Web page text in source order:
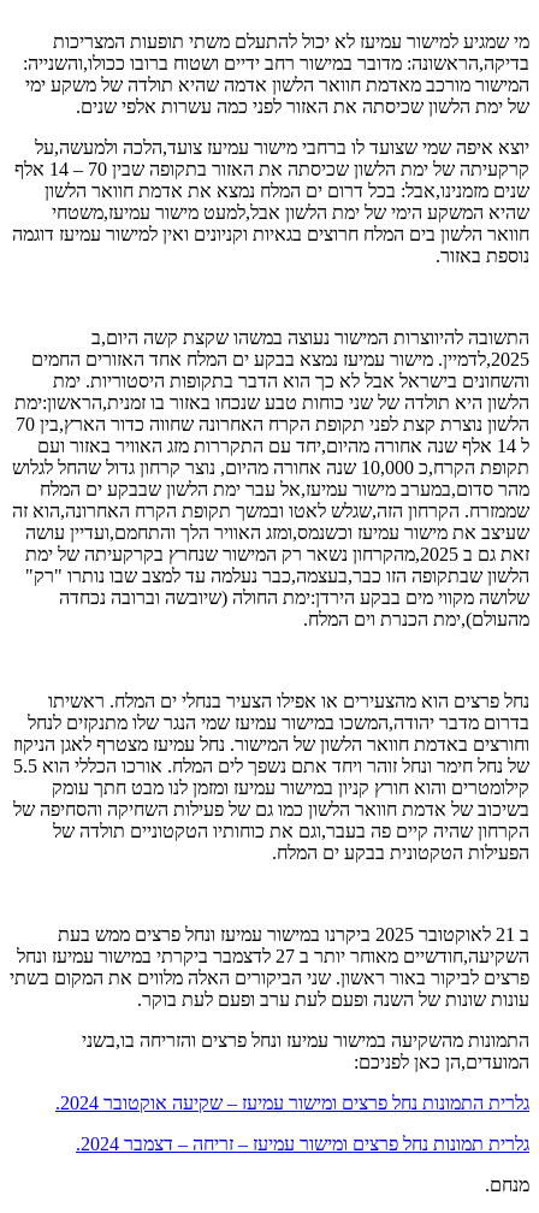
מי שמגיע למישור עמיעז לא יכול להתעלם משתי תופעות המצריכות
בדיקה,הראשונה: מדובר במישור רחב ידיים ושטוח ברובו ככולו,והשנייה:
המישור מורכב מאדמת חוואר הלשון אדמה שהיא תולדה של משקע ימי
של ימת הלשון שכיסתה את האזור לפני כמה עשרות אלפי שנים.
יוצא איפה שמי שצועד לו ברחבי מישור עמיעז צועד,הלכה ולמעשה,על
קרקעיתה של ימת הלשון שכיסתה את האזור בתקופה שבין 70 – 14 אלף
שנים מזמנינו,אבל: בכל דרום ים המלח נמצא את אדמת חוואר הלשון
שהיא המשקע הימי של ימת הלשון אבל,למעט מישור עמיעז,משטחי
חוואר הלשון בים המלח חרוצים בגאיות וקניונים ואין למישור עמיעז דוגמה
נוספת באזור.
התשובה להיווצרות המישור נעוצה במשהו שקצת קשה היום,ב
2025,לדמיין. מישור עמיעז נמצא בבקע ים המלח אחד האזורים החמים
והשחונים בישראל אבל לא כך הוא הדבר בתקופות היסטוריות. ימת
הלשון היא תולדה של שני כוחות טבע שנכחו באזור בו זמנית,הראשון:ימת
הלשון נוצרת קצת לפני תקופת הקרח האחרונה שחווה כדור הארץ,בין 70
ל 14 אלף שנה אחורה מהיום,יחד עם התקררות מזג האוויר באזור ועם
תקופת הקרח,כ 10,000 שנה אחורה מהיום, נוצר קרחון גדול שהחל לגלוש
מהר סדום,במערב מישור עמיעז,אל עבר ימת הלשון שבבקע ים המלח
שממזרח. הקרחון הזה,שגלש לאטו ובמשך תקופת הקרח האחרונה,הוא זה
שעיצב את מישור עמיעז וכשנמס,ומזג האוויר הלך והתחמם,ועדיין עושה
זאת גם ב 2025,מהקרחון נשאר רק המישור שנחרץ בקרקעיתה של ימת
הלשון שבתקופה הזו כבר,בעצמה,כבר נעלמה עד למצב שבו נותרו "רק"
שלושה מקווי מים בבקע הירדן:ימת החולה (שיובשה וברובה נכחדה
מהעולם),ימת הכנרת וים המלח.
נחל פרצים הוא מהצעירים או אפילו הצעיר בנחלי ים המלח. ראשיתו
בדרום מדבר יהודה,המשכו במישור עמיעז שמי הנגר שלו מתנקזים לנחל
וחורצים באדמת חוואר הלשון של המישור. נחל עמיעז מצטרף לאגן הניקוז
של נחל חימר ונחל זוהר ויחד אתם נשפך לים המלח. אורכו הכללי הוא 5.5
קילומטרים והוא חורץ קניון במישור עמיעז ומזמן לנו מבט חתך עומק
בשיכוב של אדמת חוואר הלשון כמו גם של פעילות השחיקה והסחיפה של
הקרחון שהיה קיים פה בעבר,וגם את כוחותיו הטקטוניים תולדה של
הפעילות הטקטונית בבקע ים המלח.
ב 21 לאוקטובר 2025 ביקרנו במישור עמיעז ונחל פרצים ממש בעת
השקיעה,חודשיים מאוחר יותר ב 27 לדצמבר ביקרתי במישור עמיעז ונחל
פרצים לביקור באור ראשון. שני הביקורים האלה מלווים את המקום בשתי
עונות שונות של השנה ופעם לעת ערב ופעם לעת בוקר.
התמונות מהשקיעה במישור עמיעז ונחל פרצים והזריחה בו,בשני
המועדים,הן כאן לפניכם:
גלרית התמונות נחל פרצים ומישור עמיעז – שקיעה אוקטובר 2024.
גלרית תמונות נחל פרצים ומישור עמיעז – זריחה – דצמבר 2024.
מנחם.